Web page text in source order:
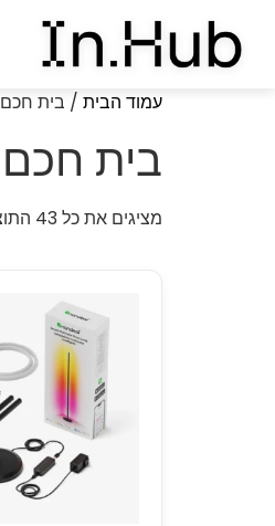
עמוד הבית / בית חכם
בית חכם
מציגים את כל ⁦43⁩ התוצאות